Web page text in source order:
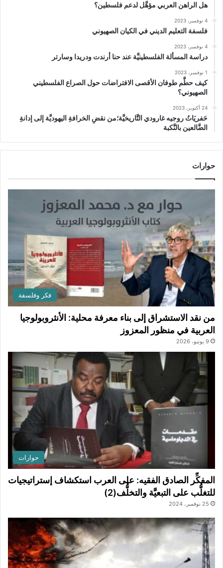
هل الراهن العربي مؤهَّل لدعم فلسطين؟
4 نوفمبر، 2023
فلسفة التعليم الديني في الكيان الصهيوني
4 نوفمبر، 2023
دراسة المسألة الفلسطينيَّة عند حنا أرندت ودريدا وسارتر
1 نوفمبر، 2023
كيف حطَّم طوفان الأقصى الافتراضات حول الصراع الفلسطيني
الصهيوني؟
24 أكتوبر، 2023
حَفريَاتُ روجيه غارودي التَّاريخيَّة؛من نقضِ الخرافةِ اليهوديَّة إلى إدانةِ
الضَّالعين بالنَّكبة
حوارات
فكر وفلسفة
من نقد الاستشراق إلى بناء معرفة محلية: الأنثروبولوجيا
العربية في منظور المعزوز
9 يونيو، 2026
حوارات
المفكِّر الصادق الفقيه: على العرب استكشاف إستراتيجيات
للتغلُّب على التبعيَّة والتخلُّف(2)
25 نوفمبر، 2024